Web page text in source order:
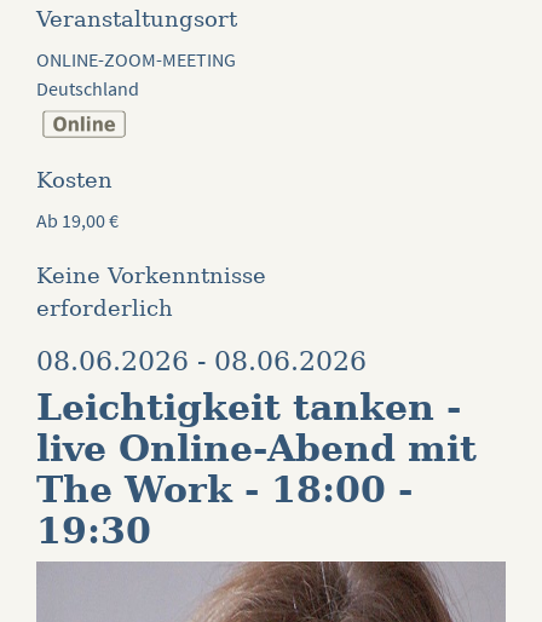
Veranstaltungsort
ONLINE-ZOOM-MEETING
Deutschland
Kosten
Ab 19,00€
Keine Vorkenntnisse
erforderlich
08.06.2026 - 08.06.2026
Leichtigkeit tanken -
live Online-Abend mit
The Work - 18:00 -
19:30